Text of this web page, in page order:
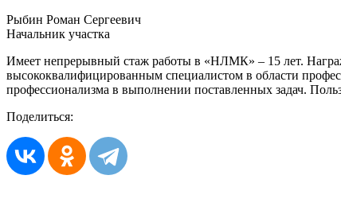
Рыбин Роман Сергеевич
Начальник участка
Имеет непрерывный стаж работы в «НЛМК» – 15 лет.
высококвалифицированным специалистом в области
профессионализма в выполнении поставленных задач.
Поделиться: